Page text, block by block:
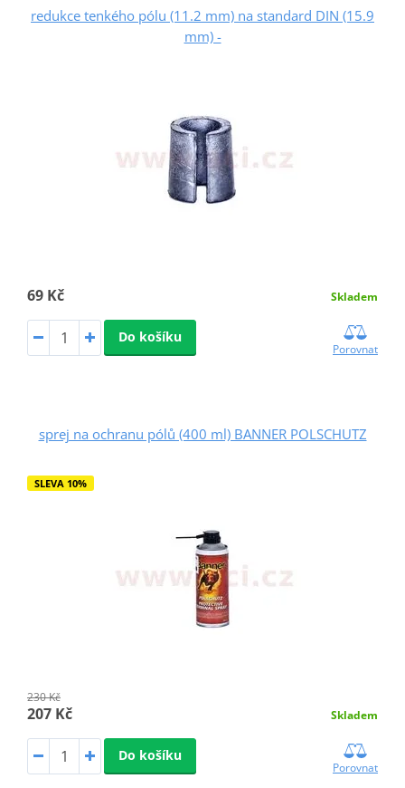
redukce tenkého pólu (11.2 mm) na standard DIN (15.9
mm) -
69 Kč Skladem
Do košíku
Porovnat
sprej na ochranu pólů (400 ml) BANNER POLSCHUTZ
SLEVA 10%
230 Kč
207 Kč Skladem
Do košíku
Porovnat